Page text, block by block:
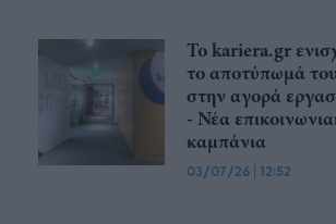
Το kariera.gr
το αποτύπωμά του
στην αγορά
- Νέα
καμπάνια
03/07/26 | 12:52